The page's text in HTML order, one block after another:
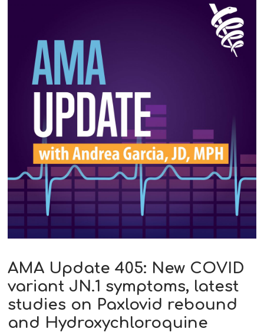
AMA Update 405: New COVID
variant JN.1 symptoms, latest
studies on Paxlovid rebound
and Hydroxychloroquine